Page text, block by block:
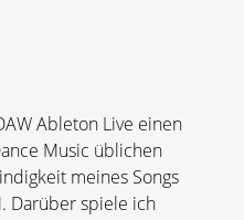
Ableton Live einen
Music üblichen
meines Songs
Darüber spiele ich